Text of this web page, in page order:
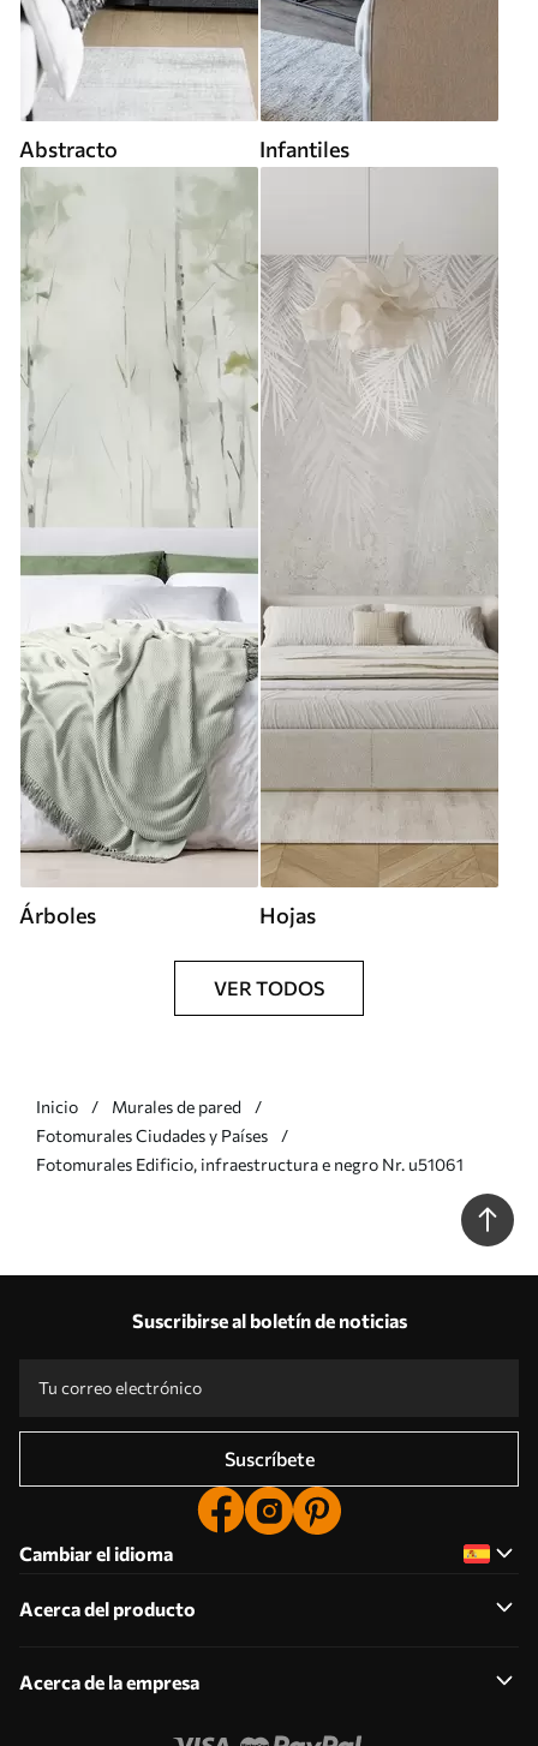
Abstracto Infantiles
Árboles Hojas
VER TODOS
Inicio
Murales de pared
Fotomurales Ciudades y Países
Fotomurales Edificio, infraestructura e negro Nr. u51061
Suscribirse al boletín de noticias
Suscríbete
Cambiar el idioma
Acerca del producto
Acerca de la empresa